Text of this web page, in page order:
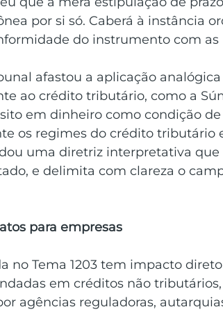
por si só. Caberá à instância
do instrumento com
afastou a aplicação
ao crédito tributário, como a
em dinheiro como condição de
os regimes do crédito tributário
uma diretriz interpretativa que
e delimita com clareza o
para empresas
no Tema 1203 tem impacto
em créditos não
agências reguladoras,